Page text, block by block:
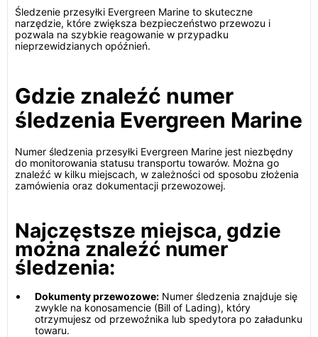
Śledzenie przesyłki Evergreen Marine to skuteczne
narzędzie, które zwiększa bezpieczeństwo przewozu i
pozwala na szybkie reagowanie w przypadku
nieprzewidzianych opóźnień.
Gdzie znaleźć numer
śledzenia Evergreen Marine
Numer śledzenia przesyłki Evergreen Marine jest niezbędny
do monitorowania statusu transportu towarów. Można go
znaleźć w kilku miejscach, w zależności od sposobu złożenia
zamówienia oraz dokumentacji przewozowej.
Najczęstsze miejsca, gdzie
można znaleźć numer
śledzenia:
Dokumenty przewozowe: Numer śledzenia znajduje się
zwykle na konosamencie (Bill of Lading), który
otrzymujesz od przewoźnika lub spedytora po załadunku
towaru.